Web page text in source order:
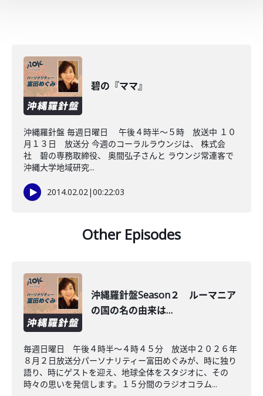
碧の『ママ』
沖縄羅針盤 毎週日曜日 午後４時半～５時 放送中 １０
月１３日 放送分 今週のコーラルラウンジは、 株式会
社 碧の専務取締役、 奥間弘子さんと ラウンジ常連客で
沖縄大学地域研究...
2014.02.02|00:22:03
Other Episodes
沖縄羅針盤Season２ ルーマニア
の国の名の由来は…
毎週日曜日 午後４時半～４時４５分 放送中２０２６年
８月２日放送分パーソナリティー富田めぐみが、時に独り
語り、時にゲストを迎え、地球全体をスタジオに、その
時々の思いを発信します。１５分間のラジオコラム...